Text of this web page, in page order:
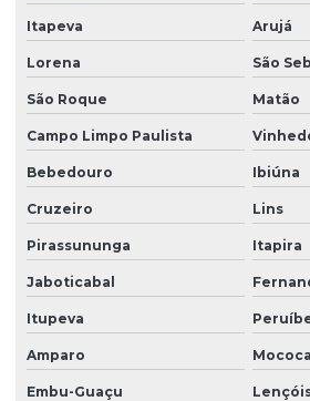
Itapeva Arujá
Lorena São
São Roque Matão
Campo Limpo Paulista
Bebedouro Ibiúna
Cruzeiro Lins
Pirassununga Itapira
Jaboticabal
Itupeva
Amparo Mococa
Embu-Guaçu